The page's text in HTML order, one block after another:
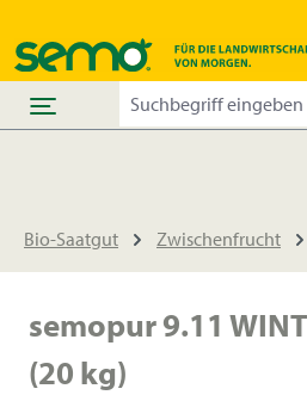
Bio-Saatgut Zwischenfrucht
semopur 9.11
(20 kg)